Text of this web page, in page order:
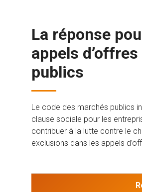
La réponse
appels d’offres
publics
Le code des marchés publics
clause sociale pour les
contribuer à la lutte contre le
exclusions dans les appels